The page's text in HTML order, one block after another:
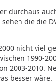
durchaus
die die
nicht viel
1990-
2003-2010.
besser wäre.